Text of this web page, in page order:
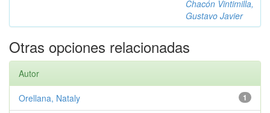
Chacón Vintimilla,
Gustavo Javier
Otras opciones relacionadas
Autor
1
Orellana, Nataly